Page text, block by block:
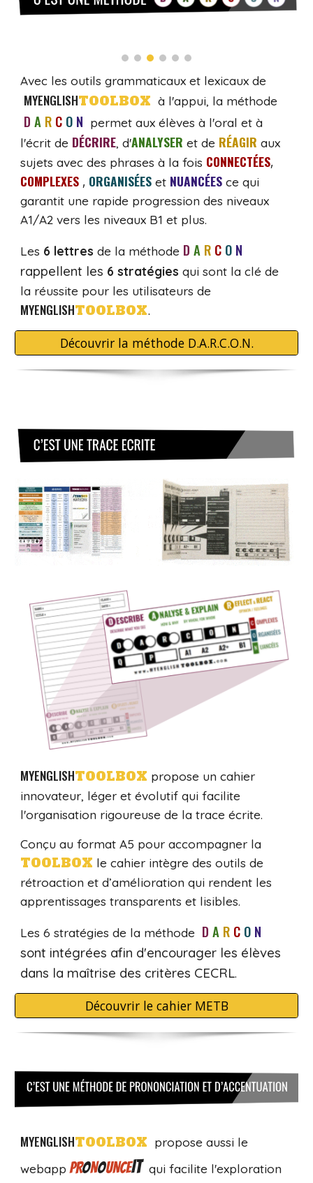
Avec les outils grammaticaux et lexicaux de
MYENGLISHTOOLBOX à l'appui, la méthode
D IA R C O N permet aux élèves à l'oral et à
l'écrit de DÉCRIRE, d'ANALYSER et de RÉAGIR aux
sujets avec des phrases à la fois CONNECTÉES,
COMPLEXES , ORGANISÉES et NUANCÉES ce qui
garantit une rapide progression des niveaux
A1/A2 vers les niveaux B1 et plus.
Les 6 lettres de la méthode D IA R C O N
rappellent les 6 stratégies qui sont la clé de
la réussite pour les utilisateurs de
MYENGLISHTOOLBOX.
Découvrir la méthode D.A.R.C.O.N.
MYENGLISHTOOLBOX propose un cahier
innovateur, léger et évolutif qui facilite
l'organisation rigoureuse de la trace écrite.
Conçu au format A5 pour accompagner la
TOOLBOX lecahier intègre des outils de
rétroaction et d’amélioration qui rendent les
apprentissages transparents et lisibles.
Les6 stratégies de la méthode D IA R C O N
sont intégrées afin d'encourager les élèves
dans la maîtrise des critères CECRL.
Découvrir le cahier METB
MYENGLISHTOOLBOX propose aussi le
webappPRONOUNCEIT qui facilite l'exploration